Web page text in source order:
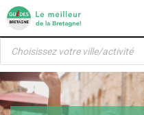
Skip
content
Recherche
produits